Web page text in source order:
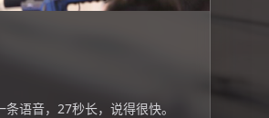
语音，27秒长，说得很快。